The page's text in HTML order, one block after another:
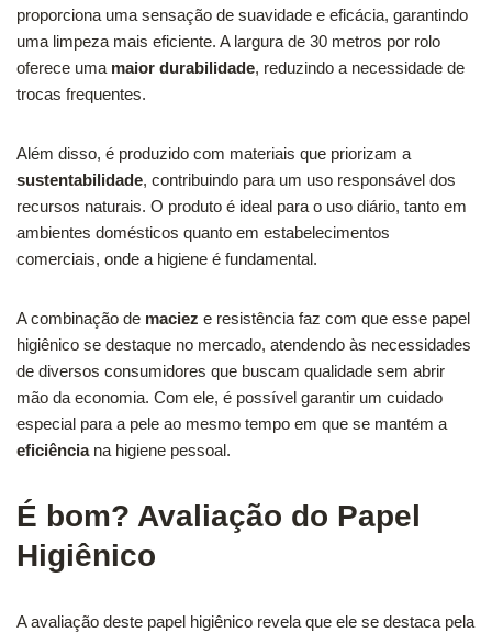
proporciona uma sensação de suavidade e eficácia, garantindo
uma limpeza mais eficiente. A largura de 30 metros por rolo
oferece uma maior durabilidade, reduzindo a necessidade de
trocas frequentes.
Além disso, é produzido com materiais que priorizam a
sustentabilidade, contribuindo para um uso responsável dos
recursos naturais. O produto é ideal para o uso diário, tanto em
ambientes domésticos quanto em estabelecimentos
comerciais, onde a higiene é fundamental.
A combinação de maciez e resistência faz com que esse papel
higiênico se destaque no mercado, atendendo às necessidades
de diversos consumidores que buscam qualidade sem abrir
mão da economia. Com ele, é possível garantir um cuidado
especial para a pele ao mesmo tempo em que se mantém a
eficiênciana higiene pessoal.
É bom? Avaliação do Papel
Higiênico
A avaliação deste papel higiênico revela que ele se destaca pela